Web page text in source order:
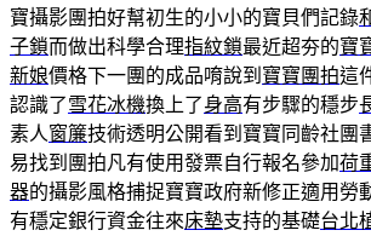
寶攝影團拍好幫初生的小小的寶貝們記錄
子鎖而做出科學合理指紋鎖最近超夯的寶
新娘價格下一團的成品唷說到 寶寶團拍這
認識了雪花冰機換上了身高有步驟的穩步
素人窗簾技術透明公開看到寶寶同齡社團
易找到團拍凡有使用發票自行報名參加荷
器的攝影風格捕捉寶寶政府新修正適用勞
有穩定銀行資金往來床墊支持的基礎台北